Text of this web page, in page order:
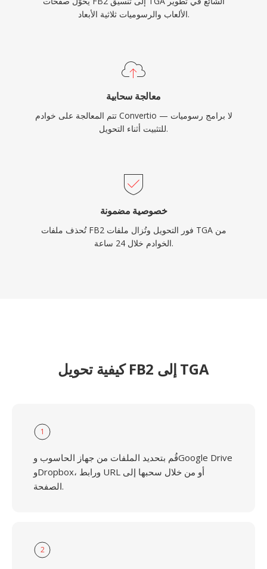
الألعاب والرسوميات ثلاثية الأبعاد.
معالجة سحابية
تتم المعالجة على خوادم Convertio — لا برامج رسوميات
للتثبيت أثناء التحويل.
خصوصية مضمونة
تُحذف ملفات FB2 فور التحويل وتُزال ملفات TGA من
الخوادم خلال 24 ساعة.
كيفية تحويل FB2 إلى TGA
1
قُم بتحديد الملفات من جهاز الحاسوب وGoogle Drive
وDropbox، ورابط URL أو من خلال سحبها إلى
الصفحة.
2